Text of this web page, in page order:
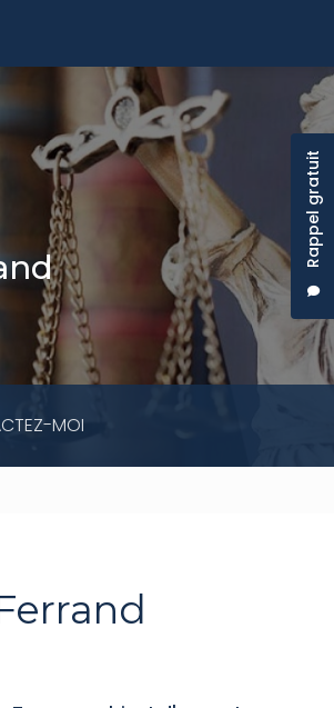
Rappel gratuit
MOI